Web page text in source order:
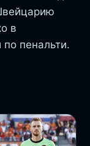
в
по пенальти.